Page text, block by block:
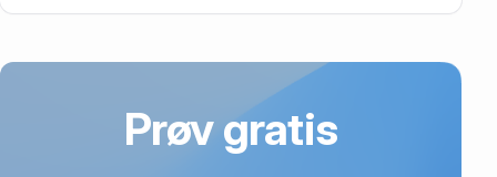
Prøv gratis